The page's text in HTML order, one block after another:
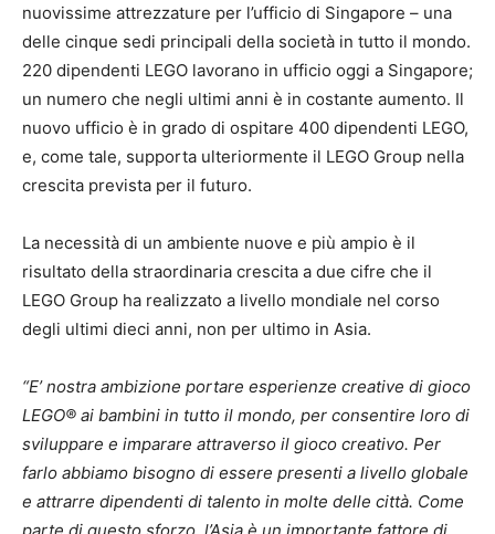
nuovissime attrezzature per l’ufficio di Singapore – una
delle cinque sedi principali della società in tutto il mondo.
220 dipendenti LEGO lavorano in ufficio oggi a Singapore;
un numero che negli ultimi anni è in costante aumento. Il
nuovo ufficio è in grado di ospitare 400 dipendenti LEGO,
e, come tale, supporta ulteriormente il LEGO Group nella
crescita prevista per il futuro.
La necessità di un ambiente nuove e più ampio è il
risultato della straordinaria crescita a due cifre che il
LEGO Group ha realizzato a livello mondiale nel corso
degli ultimi dieci anni, non per ultimo in Asia.
“E’ nostra ambizione portare esperienze creative di gioco
LEGO® ai bambini in tutto il mondo, per consentire loro di
sviluppare e imparare attraverso il gioco creativo. Per
farlo abbiamo bisogno di essere presenti a livello globale
e attrarre dipendenti di talento in molte delle città. Come